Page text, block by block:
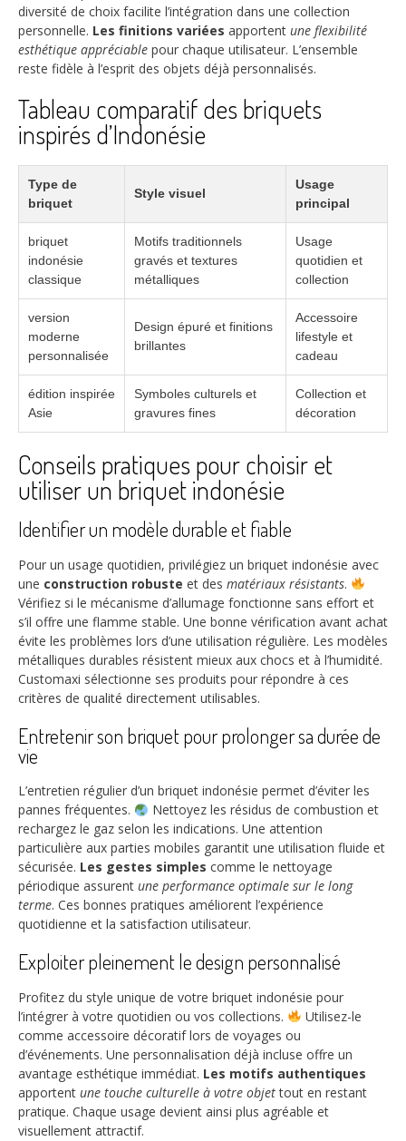
diversité de choix facilite l’intégration dans une collection
personnelle. Les finitions variées apportent une flexibilité
esthétique appréciable pour chaque utilisateur. L’ensemble
reste fidèle à l’esprit des objets déjà personnalisés.
Tableau comparatif des briquets
inspirés d’Indonésie
Type de
briquet
Style visuel
Usage
principal
briquet
indonésie
classique
Motifs traditionnels
gravés et textures
métalliques
Usage
quotidien et
collection
version
moderne
personnalisée
Design épuré et finitions
brillantes
Accessoire
lifestyle et
cadeau
édition inspirée
Asie
Symboles culturels et
gravures fines
Collection et
décoration
Conseils pratiques pour choisir et
utiliser un briquet indonésie
Identifier un modèle durable et fiable
Pour un usage quotidien, privilégiez un briquet indonésie avec
une construction robuste et des matériaux résistants.
Vérifiez si le mécanisme d’allumage fonctionne sans effort et
s’il offre une flamme stable. Une bonne vérification avant achat
évite les problèmes lors d’une utilisation régulière. Les modèles
métalliques durables résistent mieux aux chocs et à l’humidité.
Customaxi sélectionne ses produits pour répondre à ces
critères de qualité directement utilisables.
Entretenir son briquet pour prolonger sa durée de
vie
L’entretien régulier d’un briquet indonésie permet d’éviter les
pannes fréquentes.
Nettoyez les résidus de combustion et
rechargez le gaz selon les indications. Une attention
particulière aux parties mobiles garantit une utilisation fluide et
sécurisée. Les gestes simples comme le nettoyage
périodique assurent une performance optimale sur le long
terme. Ces bonnes pratiques améliorent l’expérience
quotidienne et la satisfaction utilisateur.
Exploiter pleinement le design personnalisé
Profitez du style unique de votre briquet indonésie pour
l’intégrer à votre quotidien ou vos collections.
Utilisez-le
comme accessoire décoratif lors de voyages ou
d’événements. Une personnalisation déjà incluse offre un
avantage esthétique immédiat. Les motifs authentiques
apportent une touche culturelle à votre objettout en restant
pratique. Chaque usage devient ainsi plus agréable et
visuellement attractif.